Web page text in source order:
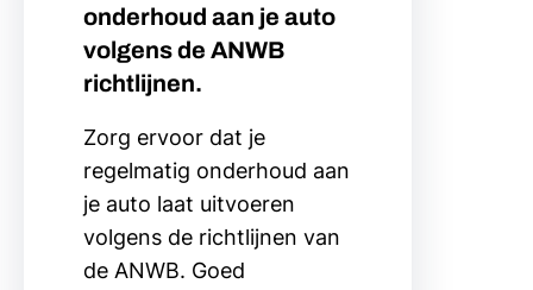
onderhoud aan je auto
volgens de ANWB
richtlijnen.
Zorg ervoor dat je
regelmatig onderhoud aan
je auto laat uitvoeren
volgens de richtlijnen van
de ANWB. Goed